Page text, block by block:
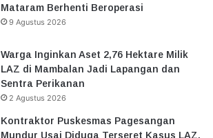
Mataram Berhenti Beroperasi
9 Agustus 2026
Warga Inginkan Aset 2,76 Hektare Milik
LAZ di Mambalan Jadi Lapangan dan
Sentra Perikanan
2 Agustus 2026
Kontraktor Puskesmas Pagesangan
Mundur Usai Diduga Terseret Kasus LAZ,